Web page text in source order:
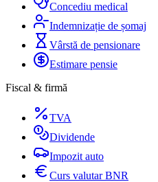
Concediu medical
Indemnizație de șomaj
Vârstă de pensionare
Estimare pensie
Fiscal & firmă
TVA
Dividende
Impozit auto
Curs valutar BNR